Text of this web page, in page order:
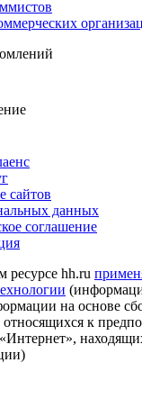
сайтов
данных
соглашение
hh.ru
на основе
относящихся к